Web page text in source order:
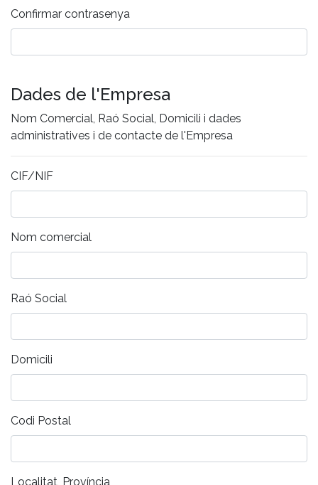
Confirmar contrasenya
Dades de l'Empresa
Nom Comercial, Raó Social, Domicili i dades
administratives i de contacte de l'Empresa
CIF/NIF
Nom comercial
Raó Social
Domicili
Codi Postal
Localitat, Província